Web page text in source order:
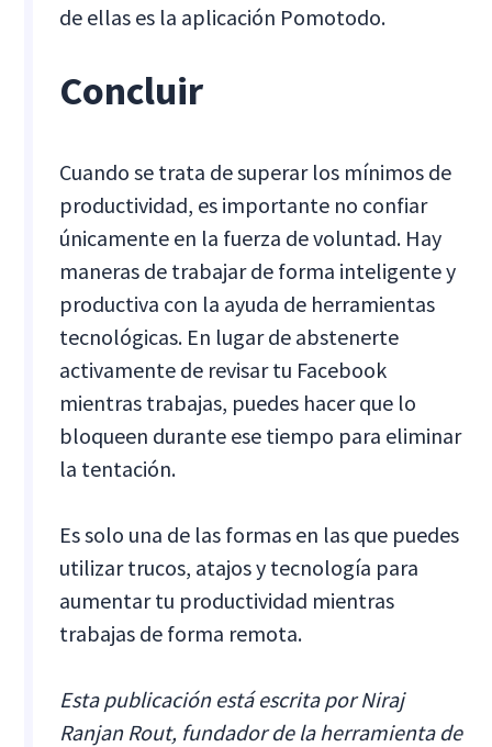
de ellas es la aplicación Pomotodo.
Concluir
Cuando se trata de superar los mínimos de
productividad, es importante no confiar
únicamente en la fuerza de voluntad. Hay
maneras de trabajar de forma inteligente y
productiva con la ayuda de herramientas
tecnológicas. En lugar de abstenerte
activamente de revisar tu Facebook
mientras trabajas, puedes hacer que lo
bloqueen durante ese tiempo para eliminar
la tentación.
Es solo una de las formas en las que puedes
utilizar trucos, atajos y tecnología para
aumentar tu productividad mientras
trabajas de forma remota.
Esta publicación está escrita por Niraj
Ranjan Rout, fundador de la herramienta de